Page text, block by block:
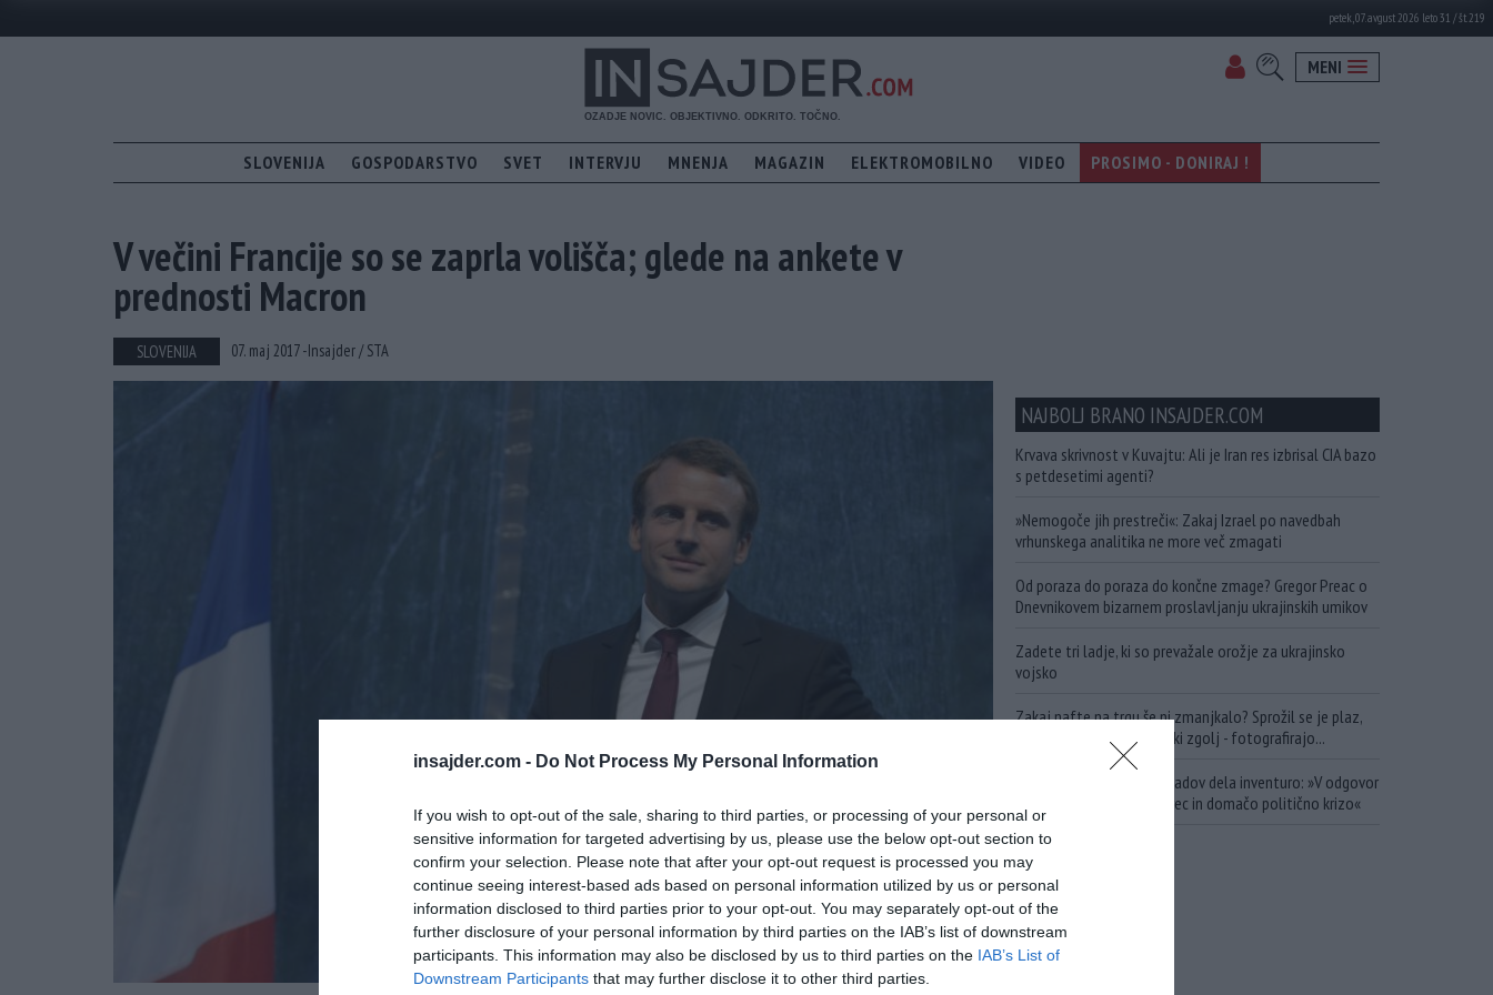
insajder.com - Do Not Process My Personal Information
If you wish to opt-out of the sale, sharing to third parties, or processing of your personal or
sensitive information for targeted advertising by us, please use the below opt-out section to
confirm your selection. Please note that after your opt-out request is processed you may
continue seeing interest-based ads based on personal information utilized by us or personal
information disclosed to third parties prior to your opt-out. You may separately opt-out of the
further disclosure of your personal information by third parties on the IAB’s list of downstream
participants. This information may also be disclosed by us to third parties on the IAB’s List of
Downstream Participants that may further disclose it to other third parties.
petek, 07. avgust 2026 leto 31 / št. 219
MENI
SLOVENIJA GOSPODARSTVO SVET INTERVJU MNENJA MAGAZIN ELEKTROMOBILNO VIDEO PROSIMO - DONIRAJ !
V večini Francije so se zaprla volišča; glede na ankete v
prednosti Macron
SLOVENIJA 07. maj 2017 -Insajder /STA
NAJBOLJ BRANO INSAJDER.COM
Krvava skrivnost v Kuvajtu: Ali je Iran res izbrisal CIA bazo
s petdesetimi agenti?
»Nemogoče jih prestreči«: Zakaj Izrael po navedbah
vrhunskega analitika ne more več zmagati
Od poraza do poraza do končne zmage? Gregor Preac o
Dnevnikovem bizarnem proslavljanju ukrajinskih umikov
Zadete tri ladje, ki so prevažale orožje za ukrajinsko
vojsko
Zakaj nafte na trgu še ni zmanjkalo? Sprožil se je plaz,
ob katerem pa se državniki zgolj - fotografirajo...
Ukrajina po kampanji napadov dela inventuro: »V odgovor
smo prejeli uničujoč udarec in domačo politično krizo«